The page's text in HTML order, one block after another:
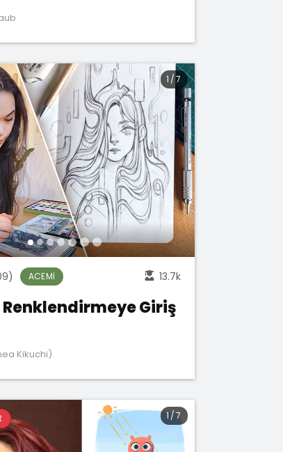
ACEMI 13.7k
Giriş
Kikuchi)
1 /7
1/7